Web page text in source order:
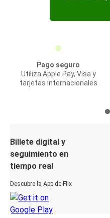
Pago seguro
Utiliza Apple Pay, Visa y
tarjetas internacionales
Billete digital y
seguimiento en
tiempo real
Descubre la App de Flix